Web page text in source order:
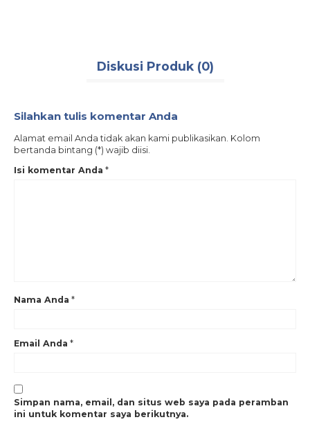
Diskusi Produk (0)
Silahkan tulis komentar Anda
Alamat email Anda tidak akan kami publikasikan. Kolom
bertanda bintang (*) wajib diisi.
Isi komentar Anda *
Nama Anda *
Email Anda *
Simpan nama, email, dan situs web saya pada peramban
ini untuk komentar saya berikutnya.